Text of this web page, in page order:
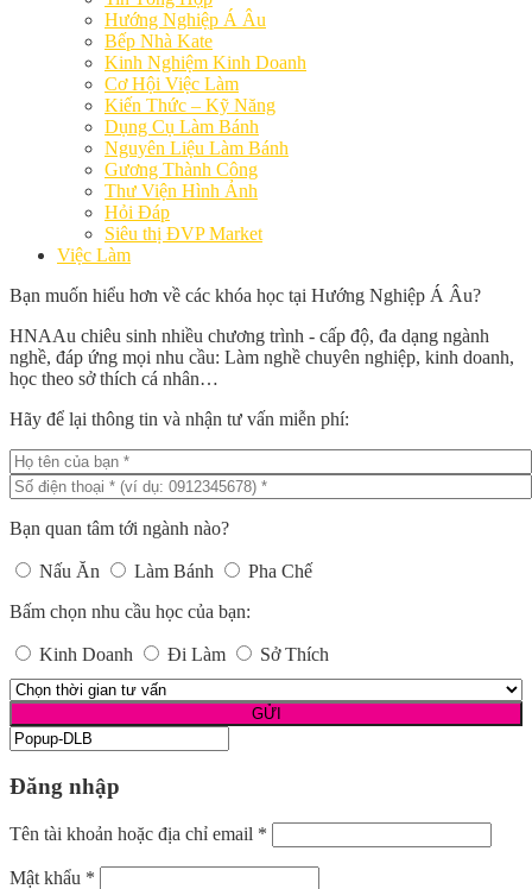
Hướng Nghiệp Á Âu
Bếp Nhà Kate
Kinh Nghiệm Kinh Doanh
Cơ Hội Việc Làm
Kiến Thức – Kỹ Năng
Dụng Cụ Làm Bánh
Nguyên Liệu Làm Bánh
Gương Thành Công
Thư Viện Hình Ảnh
Hỏi Đáp
Siêu thị ĐVP Market
Việc Làm
Bạn muốn hiểu hơn về các khóa học tại Hướng Nghiệp Á Âu?
HNAAu chiêu sinh nhiều chương trình - cấp độ, đa dạng ngành
nghề, đáp ứng mọi nhu cầu: Làm nghề chuyên nghiệp, kinh doanh,
học theo sở thích cá nhân…
Hãy để lại thông tin và nhận tư vấn miễn phí:
Bạn quan tâm tới ngành nào?
Nấu Ăn Làm Bánh
Pha Chế
Bấm chọn nhu cầu học của bạn:
Kinh Doanh Đi Làm Sở Thích
Đăng nhập
Tên tài khoản hoặc địa chỉ email *
Mật khẩu *